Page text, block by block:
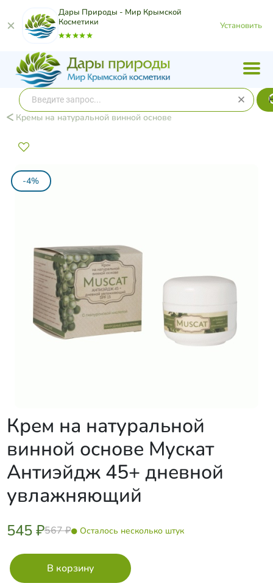
Дары Природы - Мир Крымской
Косметики
Установить
Кремы на натуральной винной основе
-4%
Крем на натуральной
винной основе Мускат
Антиэйдж 45+ дневной
увлажняющий
545 ₽567 ₽ Осталось несколько штук